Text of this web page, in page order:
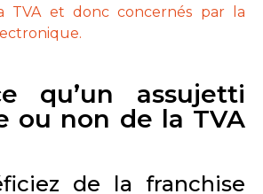
TVA et donc concernés par la
qu’un assujetti
ou non de la TVA
de la franchise